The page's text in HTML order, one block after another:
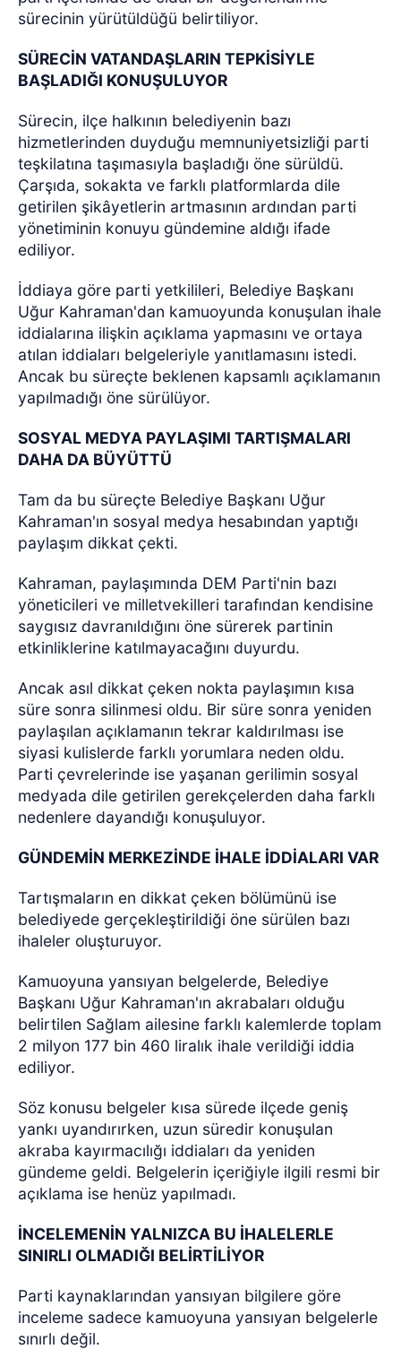
sürecinin yürütüldüğü belirtiliyor.
SÜRECİN VATANDAŞLARIN TEPKİSİYLE
BAŞLADIĞI KONUŞULUYOR
Sürecin, ilçe halkının belediyenin bazı
hizmetlerinden duyduğu memnuniyetsizliği parti
teşkilatına taşımasıyla başladığı öne sürüldü.
Çarşıda, sokakta ve farklı platformlarda dile
getirilen şikâyetlerin artmasının ardından parti
yönetiminin konuyu gündemine aldığı ifade
ediliyor.
İddiaya göre parti yetkilileri, Belediye Başkanı
Uğur Kahraman'dan kamuoyunda konuşulan ihale
iddialarına ilişkin açıklama yapmasını ve ortaya
atılan iddiaları belgeleriyle yanıtlamasını istedi.
Ancak bu süreçte beklenen kapsamlı açıklamanın
yapılmadığı öne sürülüyor.
SOSYAL MEDYA PAYLAŞIMI TARTIŞMALARI
DAHA DA BÜYÜTTÜ
Tam da bu süreçte Belediye Başkanı Uğur
Kahraman'ın sosyal medya hesabından yaptığı
paylaşım dikkat çekti.
Kahraman, paylaşımında DEM Parti'nin bazı
yöneticileri ve milletvekilleri tarafından kendisine
saygısız davranıldığını öne sürerek partinin
etkinliklerine katılmayacağını duyurdu.
Ancak asıl dikkat çeken nokta paylaşımın kısa
süre sonra silinmesi oldu. Bir süre sonra yeniden
paylaşılan açıklamanın tekrar kaldırılması ise
siyasi kulislerde farklı yorumlara neden oldu.
Parti çevrelerinde ise yaşanan gerilimin sosyal
medyada dile getirilen gerekçelerden daha farklı
nedenlere dayandığı konuşuluyor.
GÜNDEMİN MERKEZİNDE İHALE İDDİALARI VAR
Tartışmaların en dikkat çeken bölümünü ise
belediyede gerçekleştirildiği öne sürülen bazı
ihaleler oluşturuyor.
Kamuoyuna yansıyan belgelerde, Belediye
Başkanı Uğur Kahraman'ın akrabaları olduğu
belirtilen Sağlam ailesine farklı kalemlerde toplam
2 milyon 177 bin 460 liralık ihale verildiği iddia
ediliyor.
Söz konusu belgeler kısa sürede ilçede geniş
yankı uyandırırken, uzun süredir konuşulan
akraba kayırmacılığı iddiaları da yeniden
gündeme geldi. Belgelerin içeriğiyle ilgili resmi bir
açıklama ise henüz yapılmadı.
İNCELEMENİN YALNIZCA BU İHALELERLE
SINIRLI OLMADIĞI BELİRTİLİYOR
Parti kaynaklarından yansıyan bilgilere göre
inceleme sadece kamuoyuna yansıyan belgelerle
sınırlı değil.